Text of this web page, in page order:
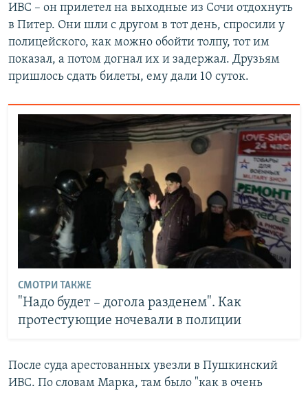
ИВС – он прилетел на выходные из Сочи отдохнуть
в Питер. Они шли с другом в тот день, спросили у
полицейского, как можно обойти толпу, тот им
показал, а потом догнал их и задержал. Друзьям
пришлось сдать билеты, ему дали 10 суток.
СМОТРИ ТАКЖЕ
"Надо будет – догола разденем". Как
протестующие ночевали в полиции
После суда арестованных увезли в Пушкинский
ИВС. По словам Марка, там было "как в очень